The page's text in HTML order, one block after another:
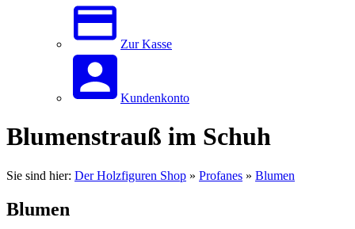
Zur Kasse
Kundenkonto
Blumenstrauß im Schuh
Sie sind hier: Der Holzfiguren Shop » Profanes » Blumen
Blumen